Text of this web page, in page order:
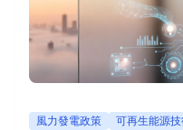
風力發電政策 可再生能源